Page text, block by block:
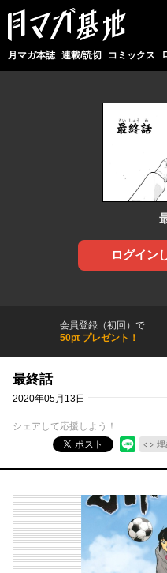
月マガ本誌 連載/読切 コミックス
ログイン
会員登録（初回）で
50pt プレゼント！
最終話
2020年05月13日
シェアして応援しよう！
ポスト
埋